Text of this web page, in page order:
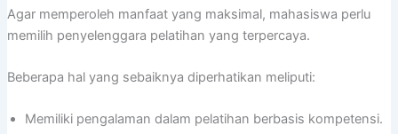
Agar memperoleh manfaat yang maksimal, mahasiswa perlu
memilih penyelenggara pelatihan yang terpercaya.
Beberapa hal yang sebaiknya diperhatikan meliputi:
Memiliki pengalaman dalam pelatihan berbasis kompetensi.